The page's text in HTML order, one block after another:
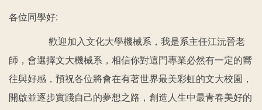
各位同學好:
歡迎加入文化大學機械系，我是系主任江沅晉老
師，會選擇文大機械系，相信你對這門專業必然有一定的嚮
往與好感，預祝各位將會在有著世界最美彩虹的文大校園，
開啟並逐步實踐自己的夢想之路，創造人生中最青春美好的